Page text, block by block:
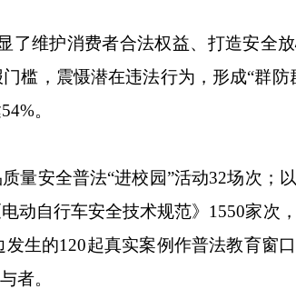
了维护消费者合法权益、打造安全
槛，震慑潜在违法行为，形成“群防
54%。
量安全普法“进校园”活动32场次；
动自行车安全技术规范》 1550家次
发生的120起真实案例作普法教育窗
者。